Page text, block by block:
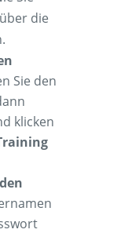
die
Sie den
klicken